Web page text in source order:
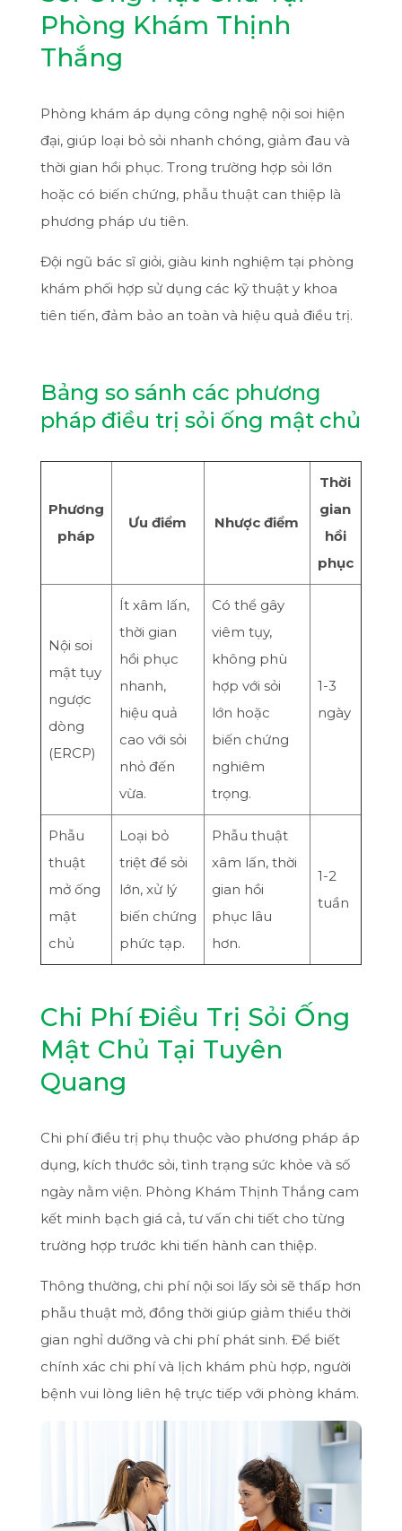
Phòng Khám Thịnh
Thắng
Phòng khám áp dụng công nghệ nội soi hiện
đại, giúp loại bỏ sỏi nhanh chóng, giảm đau và
thời gian hồi phục. Trong trường hợp sỏi lớn
hoặc có biến chứng, phẫu thuật can thiệp là
phương pháp ưu tiên.
Đội ngũ bác sĩ giỏi, giàu kinh nghiệm tại phòng
khám phối hợp sử dụng các kỹ thuật y khoa
tiên tiến, đảm bảo an toàn và hiệu quả điều trị.
Bảng so sánh các phương
pháp điều trị sỏi ống mật chủ
Phương
pháp
Ưu điểm Nhược điểm
Thời
gian
hồi
phục
Nội soi
mật tụy
ngược
dòng
(ERCP)
Ít xâm lấn,
thời gian
hồi phục
nhanh,
hiệu quả
cao với sỏi
nhỏ đến
vừa.
Có thể gây
viêm tụy,
không phù
hợp với sỏi
lớn hoặc
biến chứng
nghiêm
trọng.
1-3
ngày
Phẫu
thuật
mở ống
mật
chủ
Loại bỏ
triệt để sỏi
lớn, xử lý
biến chứng
phức tạp.
Phẫu thuật
xâm lấn, thời
gian hồi
phục lâu
hơn.
1-2
tuần
Chi Phí Điều Trị Sỏi Ống
Mật Chủ Tại Tuyên
Quang
Chi phí điều trị phụ thuộc vào phương pháp áp
dụng, kích thước sỏi, tình trạng sức khỏe và số
ngày nằm viện. Phòng Khám Thịnh Thắng cam
kết minh bạch giá cả, tư vấn chi tiết cho từng
trường hợp trước khi tiến hành can thiệp.
Thông thường, chi phí nội soi lấy sỏi sẽ thấp hơn
phẫu thuật mở, đồng thời giúp giảm thiểu thời
gian nghỉ dưỡng và chi phí phát sinh. Để biết
chính xác chi phí và lịch khám phù hợp, người
bệnh vui lòng liên hệ trực tiếp với phòng khám.